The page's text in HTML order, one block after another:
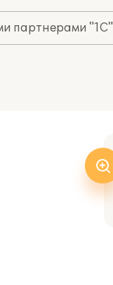
партнерами "1С"